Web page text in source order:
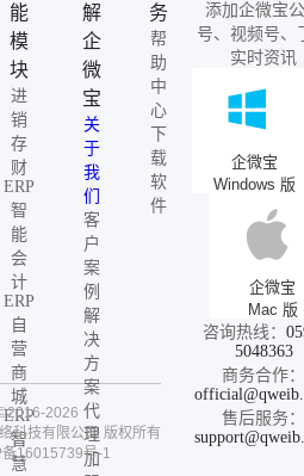
能
模
块
进
销
存
财
ERP
智
能
会
计
ERP
自
营
商
城
ERP
智
慧
解
企
微
宝
关
于
我
们
客
户
案
例
解
决
方
案
代
理
加
务
帮
助
中
心
下
载
软
件
添加企微宝
号、视频号、
实时资讯
企微宝
Windows 版
企微宝
Mac 版
咨询热线：
5048363
商务合作：
售后服务：
2026
科技有限公司 版权所有
备16015739号-1